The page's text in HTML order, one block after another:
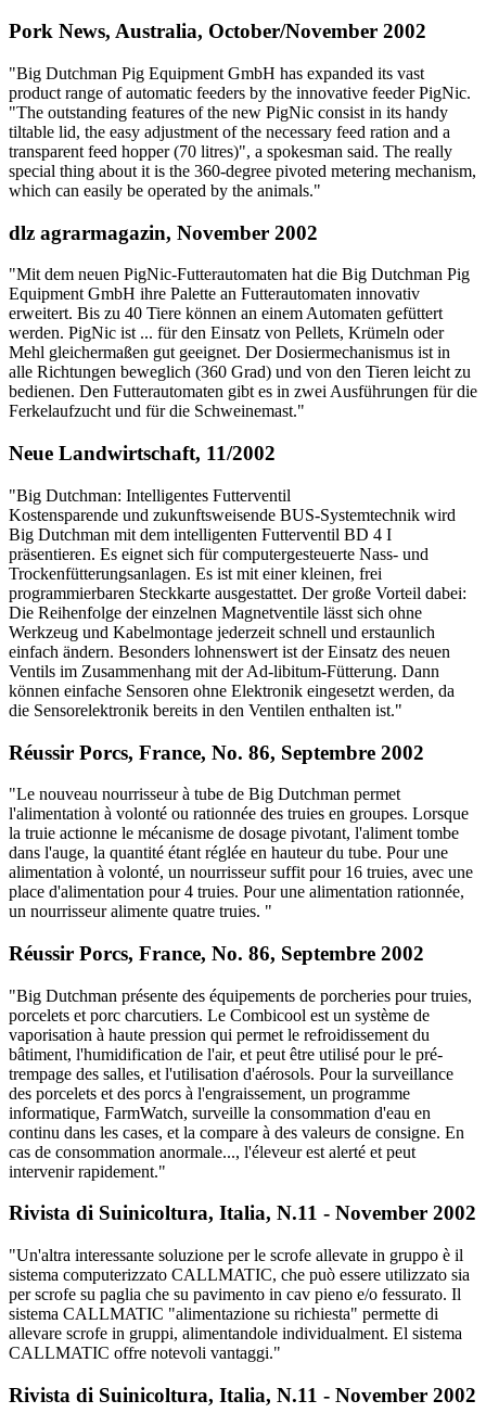
Pork News, Australia, October/November 2002
"Big Dutchman Pig Equipment GmbH has expanded its vast
product range of automatic feeders by the innovative feeder PigNic.
"The outstanding features of the new PigNic consist in its handy
tiltable lid, the easy adjustment of the necessary feed ration and a
transparent feed hopper (70 litres)", a spokesman said. The really
special thing about it is the 360-degree pivoted metering mechanism,
which can easily be operated by the animals."
dlz agrarmagazin, November 2002
"Mit dem neuen PigNic-Futterautomaten hat die Big Dutchman Pig
Equipment GmbH ihre Palette an Futterautomaten innovativ
erweitert. Bis zu 40 Tiere können an einem Automaten gefüttert
werden. PigNic ist ... für den Einsatz von Pellets, Krümeln oder
Mehl gleichermaßen gut geeignet. Der Dosiermechanismus ist in
alle Richtungen beweglich (360 Grad) und von den Tieren leicht zu
bedienen. Den Futterautomaten gibt es in zwei Ausführungen für die
Ferkelaufzucht und für die Schweinemast."
Neue Landwirtschaft, 11/2002
"Big Dutchman: Intelligentes Futterventil
Kostensparende und zukunftsweisende BUS-Systemtechnik wird
Big Dutchman mit dem intelligenten Futterventil BD 4 I
präsentieren. Es eignet sich für computergesteuerte Nass- und
Trockenfütterungsanlagen. Es ist mit einer kleinen, frei
programmierbaren Steckkarte ausgestattet. Der große Vorteil dabei:
Die Reihenfolge der einzelnen Magnetventile lässt sich ohne
Werkzeug und Kabelmontage jederzeit schnell und erstaunlich
einfach ändern. Besonders lohnenswert ist der Einsatz des neuen
Ventils im Zusammenhang mit der Ad-libitum-Fütterung. Dann
können einfache Sensoren ohne Elektronik eingesetzt werden, da
die Sensorelektronik bereits in den Ventilen enthalten ist."
Réussir Porcs, France, No. 86, Septembre 2002
"Le nouveau nourrisseur à tube de Big Dutchman permet
l'alimentation à volonté ou rationnée des truies en groupes. Lorsque
la truie actionne le mécanisme de dosage pivotant, l'aliment tombe
dans l'auge, la quantité étant réglée en hauteur du tube. Pour une
alimentation à volonté, un nourrisseur suffit pour 16 truies, avec une
place d'alimentation pour 4 truies. Pour une alimentation rationnée,
un nourrisseur alimente quatre truies. "
Réussir Porcs, France, No. 86, Septembre 2002
"Big Dutchman présente des équipements de porcheries pour truies,
porcelets et porc charcutiers. Le Combicool est un système de
vaporisation à haute pression qui permet le refroidissement du
bâtiment, l'humidification de l'air, et peut être utilisé pour le pré-
trempage des salles, et l'utilisation d'aérosols. Pour la surveillance
des porcelets et des porcs à l'engraissement, un programme
informatique, FarmWatch, surveille la consommation d'eau en
continu dans les cases, et la compare à des valeurs de consigne. En
cas de consommation anormale..., l'éleveur est alerté et peut
intervenir rapidement."
Rivista di Suinicoltura, Italia, N.11 - November 2002
"Un'altra interessante soluzione per le scrofe allevate in gruppo è il
sistema computerizzato CALLMATIC, che può essere utilizzato sia
per scrofe su paglia che su pavimento in cav pieno e/o fessurato. Il
sistema CALLMATIC "alimentazione su richiesta" permette di
allevare scrofe in gruppi, alimentandole individualment. El sistema
CALLMATIC offre notevoli vantaggi."
Rivista di Suinicoltura, Italia, N.11 - November 2002